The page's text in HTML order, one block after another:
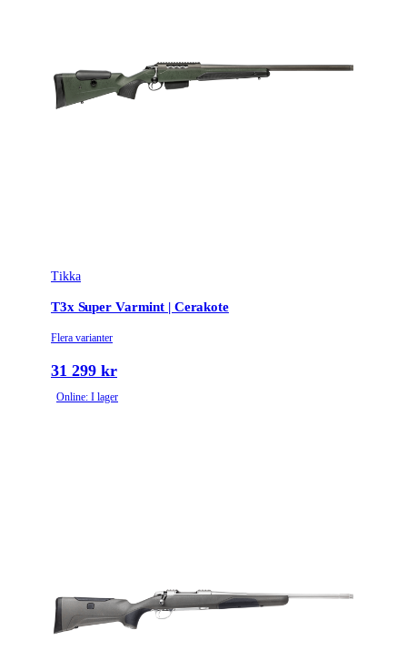
Tikka
T3x Super Varmint | Cerakote
Flera varianter
31 299 kr
Online: I lager